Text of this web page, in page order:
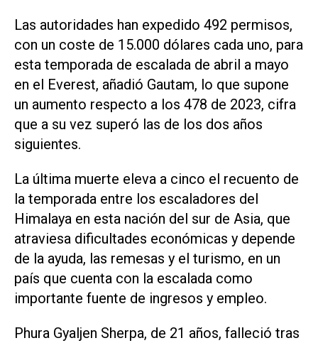
Las autoridades han ⁠expedido 492 permisos,
con un coste de 15.000 dólares cada uno, para
esta temporada de escalada de abril a mayo
en el Everest, añadió Gautam, lo que supone
un aumento respecto a los 478 de ​2023, cifra
‌que a su vez superó las de los dos años
siguientes.
La última muerte eleva a cinco el recuento de
la temporada entre los escaladores del
Himalaya en esta nación del sur de Asia, que
atraviesa dificultades económicas y depende
de la ⁠ayuda, las remesas y el turismo, en un
país que cuenta con la escalada como
importante fuente de ingresos y empleo.
Phura Gyaljen Sherpa, de 21 años, falleció tras